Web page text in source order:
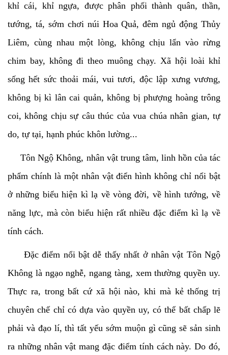
khỉ cái, khỉ ngựa, được phân phối thành quân, thần,
tướng, tá, sớm chơi núi Hoa Quả, đêm ngủ động Thủy
Liêm, cùng nhau một lòng, không chịu lẩn vào rừng
chim bay, không đi theo muông chạy. Xã hội loài khỉ
sống hết sức thoải mái, vui tươi, độc lập xưng vương,
không bị kì lân cai quản, không bị phượng hoàng trông
coi, không chịu sự câu thúc của vua chúa nhân gian, tự
do, tự tại, hạnh phúc khôn lường...
Tôn Ngộ Không, nhân vật trung tâm, linh hồn của tác
phẩm chính là một nhân vật điển hình không chỉ nổi bật
ở những biểu hiện kì lạ về vòng đời, về hình tướng, về
năng lực, mà còn biểu hiện rất nhiều đặc điểm kì lạ về
tính cách.
Đặc điểm nổi bật dễ thấy nhất ở nhân vật Tôn Ngộ
Không là ngạo nghễ, ngang tàng, xem thường quyền uy.
Thực ra, trong bất cứ xã hội nào, khi mà kẻ thống trị
chuyên chế chỉ có dựa vào quyền uy, có thể bất chấp lẽ
phải và đạo lí, thì tất yếu sớm muộn gì cũng sẽ sản sinh
ra những nhân vật mang đặc điểm tính cách này. Do đó,